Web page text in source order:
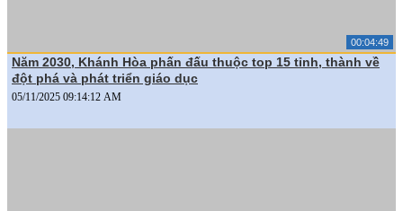
00:04:49
Năm 2030, Khánh Hòa phấn đấu thuộc top 15 tỉnh, thành về
đột phá và phát triển giáo dục
05/11/2025 09:14:12 AM